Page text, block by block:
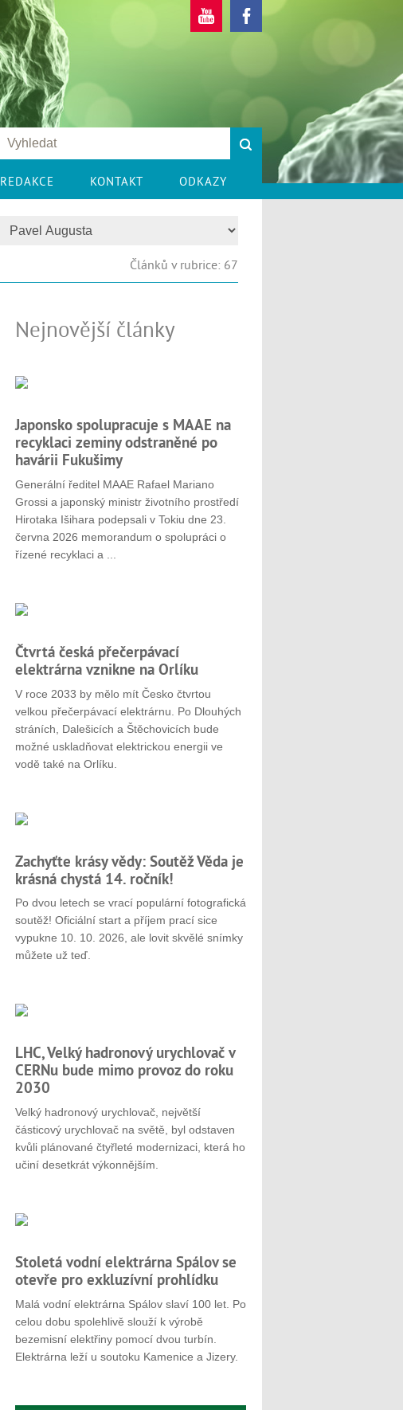
REDAKCE KONTAKT ODKAZY
Článků v rubrice: 67
Nejnovější články
Japonsko spolupracuje s MAAE na
recyklaci zeminy odstraněné po
havárii Fukušimy
Generální ředitel MAAE Rafael Mariano
Grossi a japonský ministr životního prostředí
Hirotaka Išihara podepsali v Tokiu dne 23.
června 2026 memorandum o spolupráci o
řízené recyklaci a ...
Čtvrtá česká přečerpávací
elektrárna vznikne na Orlíku
V roce 2033 by mělo mít Česko čtvrtou
velkou přečerpávací elektrárnu. Po Dlouhých
stráních, Dalešicích a Štěchovicích bude
možné uskladňovat elektrickou energii ve
vodě také na Orlíku.
Zachyťte krásy vědy: Soutěž Věda je
krásná chystá 14. ročník!
Po dvou letech se vrací populární fotografická
soutěž! Oficiální start a příjem prací sice
vypukne 10. 10. 2026, ale lovit skvělé snímky
můžete už teď.
LHC, Velký hadronový urychlovač v
CERNu bude mimo provoz do roku
2030
Velký hadronový urychlovač, největší
částicový urychlovač na světě, byl odstaven
kvůli plánované čtyřleté modernizaci, která ho
učiní desetkrát výkonnějším.
Stoletá vodní elektrárna Spálov se
otevře pro exkluzívní prohlídku
Malá vodní elektrárna Spálov slaví 100 let. Po
celou dobu spolehlivě slouží k výrobě
bezemisní elektřiny pomocí dvou turbín.
Elektrárna leží u soutoku Kamenice a Jizery.